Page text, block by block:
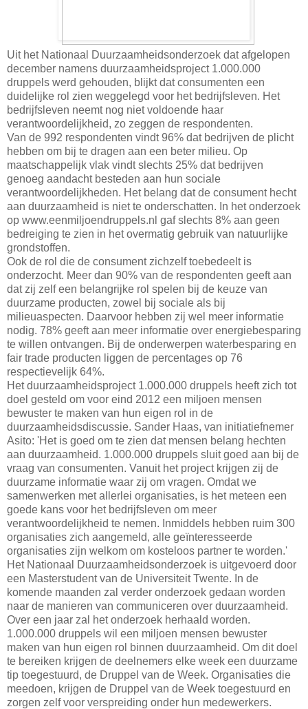
Uit het Nationaal Duurzaamheidsonderzoek dat afgelopen
december namens duurzaamheidsproject 1.000.000
druppels werd gehouden, blijkt dat consumenten een
duidelijke rol zien weggelegd voor het bedrijfsleven. Het
bedrijfsleven neemt nog niet voldoende haar
verantwoordelijkheid, zo zeggen de respondenten.
Van de 992 respondenten vindt 96% dat bedrijven de plicht
hebben om bij te dragen aan een beter milieu. Op
maatschappelijk vlak vindt slechts 25% dat bedrijven
genoeg aandacht besteden aan hun sociale
verantwoordelijkheden. Het belang dat de consument hecht
aan duurzaamheid is niet te onderschatten. In het onderzoek
op www.eenmiljoendruppels.nl gaf slechts 8% aan geen
bedreiging te zien in het overmatig gebruik van natuurlijke
grondstoffen.
Ook de rol die de consument zichzelf toebedeelt is
onderzocht. Meer dan 90% van de respondenten geeft aan
dat zij zelf een belangrijke rol spelen bij de keuze van
duurzame producten, zowel bij sociale als bij
milieuaspecten. Daarvoor hebben zij wel meer informatie
nodig. 78% geeft aan meer informatie over energiebesparing
te willen ontvangen. Bij de onderwerpen waterbesparing en
fair trade producten liggen de percentages op 76
respectievelijk 64%.
Het duurzaamheidsproject 1.000.000 druppels heeft zich tot
doel gesteld om voor eind 2012 een miljoen mensen
bewuster te maken van hun eigen rol in de
duurzaamheidsdiscussie. Sander Haas, van initiatiefnemer
Asito: 'Het is goed om te zien dat mensen belang hechten
aan duurzaamheid. 1.000.000 druppels sluit goed aan bij de
vraag van consumenten. Vanuit het project krijgen zij de
duurzame informatie waar zij om vragen. Omdat we
samenwerken met allerlei organisaties, is het meteen een
goede kans voor het bedrijfsleven om meer
verantwoordelijkheid te nemen. Inmiddels hebben ruim 300
organisaties zich aangemeld, alle geïnteresseerde
organisaties zijn welkom om kosteloos partner te worden.'
Het Nationaal Duurzaamheidsonderzoek is uitgevoerd door
een Masterstudent van de Universiteit Twente. In de
komende maanden zal verder onderzoek gedaan worden
naar de manieren van communiceren over duurzaamheid.
Over een jaar zal het onderzoek herhaald worden.
1.000.000 druppels wil een miljoen mensen bewuster
maken van hun eigen rol binnen duurzaamheid. Om dit doel
te bereiken krijgen de deelnemers elke week een duurzame
tip toegestuurd, de Druppel van de Week. Organisaties die
meedoen, krijgen de Druppel van de Week toegestuurd en
zorgen zelf voor verspreiding onder hun medewerkers.